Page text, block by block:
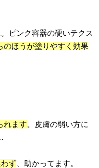
ピンク容器の硬いテクス
のほうが塗りやすく効果
れます。皮膚の弱い方に
ず 、助かってます。